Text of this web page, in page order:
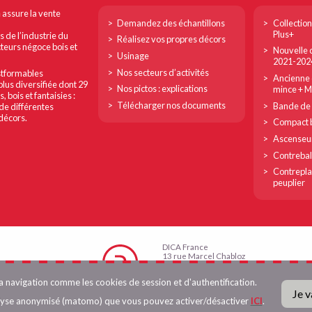
la vente
de l’industrie du
négoce bois et
diversifiée dont 29
bois et fantaisies :
différentes
Footer
col
Demandez des échantillons
Réalisez vos propres décors
Usinage
Nos secteurs d’activités
Nos pictos : explications
Télécharger nos documents
Footer
colPlus+
Nouvelle
2021-
Ancienne
mince +
Bande de
Compact
peuplier
DICA France
13 rue Marcel Chabloz
38400 Saint-Martin d’Hères
Fax 04 76 15 23 55
navigation comme les cookies de session et d'authentification.
anonymisé (matomo) que vous pouvez activer/désactiver ICI.
Je